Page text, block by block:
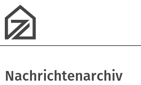
Nachrichtenarchiv